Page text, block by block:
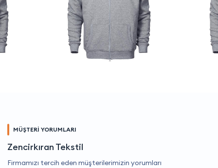
MÜŞTERİ YORUMLARI
Zencirkıran Tekstil
Firmamızı tercih eden müşterilerimizin yorumları